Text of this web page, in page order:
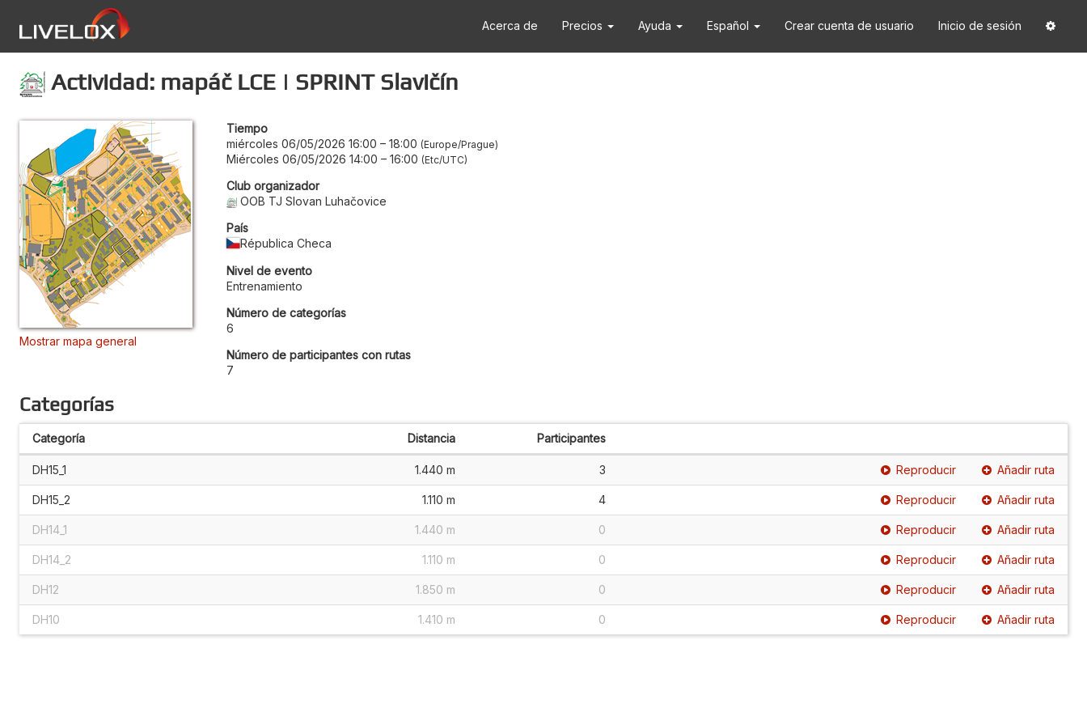
Acerca de Precios Ayuda Español Crear cuenta de usuario Inicio de sesión
Actividad: mapáč LCE | SPRINT Slavičín
Mostrar mapa general
Tiempo
miércoles 06/05/2026 16:00 – 18:00 Europe/Prague
Miércoles 06/05/2026 14:00 – 16:00 Etc/UTC
Club organizador
OOB TJ Slovan Luhačovice
País
Républica Checa
Nivel de evento
Entrenamiento
Número de categorías
6
Número de participantes con rutas
7
Categorías
Categoría Distancia Participantes
DH15_1 1.440 m 3 Reproducir Añadir ruta
DH15_2 1.110 m 4 Reproducir Añadir ruta
DH14_1 1.440 m 0 Reproducir Añadir ruta
DH14_2 1.110 m 0 Reproducir Añadir ruta
DH12 1.850 m 0 Reproducir Añadir ruta
DH10 1.410 m 0 Reproducir Añadir ruta